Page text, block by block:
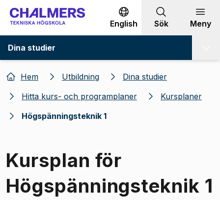
Gå till innehållet
English Sök Meny
Dina studier
Hem Utbildning
Dina studier
Hitta kurs- och programplaner
Kursplaner
Högspänningsteknik 1
Kursplan för
Högspänningsteknik 1